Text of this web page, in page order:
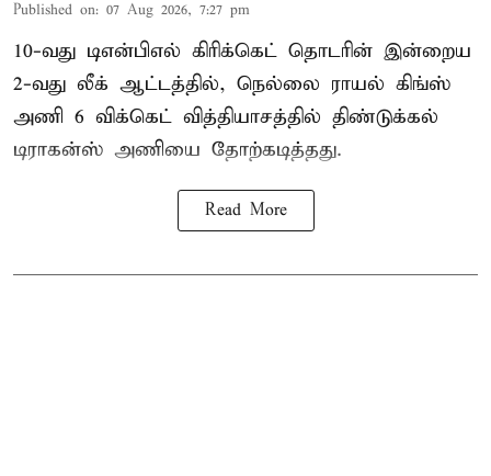
Published on: 07 Aug 2026, 7:27 pm
10-வது டிஎன்பிஎல் கிரிக்கெட் தொடரின் இன்றைய
2-வது லீக் ஆட்டத்தில், நெல்லை ராயல் கிங்ஸ்
அணி 6 விக்கெட் வித்தியாசத்தில் திண்டுக்கல்
டிராகன்ஸ் அணியை தோற்கடித்தது.
Read More